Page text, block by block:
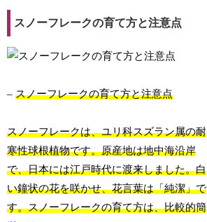
スノーフレークの育て方と注意点
–スノーフレークの育て方と注意点
スノーフレークは、ユリ科スズラン属の耐
寒性球根植物です。原産地は地中海沿岸
で、日本には江戸時代に渡来しました。白
い鐘状の花を咲かせ、花言葉は「純潔」で
す。スノーフレークの育て方は、比較的簡